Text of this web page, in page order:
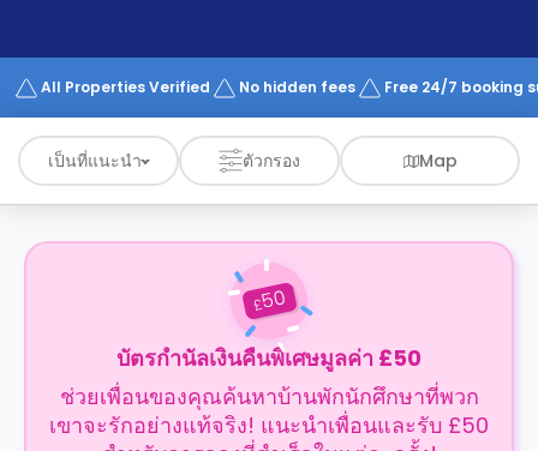
Works
All Properties Verified No hidden fees Free 24/7 booking
เป็นที่แนะนำ ตัวกรอง Map
£50
บัตรกำนัลเงินคืนพิเศษมูลค่า £50
ช่วยเพื่อนของคุณค้นหาบ้านพักนักศึกษาที่พวก
เขาจะรักอย่างแท้จริง! แนะนำเพื่อนและรับ £50